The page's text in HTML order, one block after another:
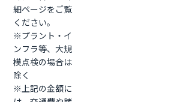
細ページをご覧
ください。
※プラント・イ
ンフラ等、大規
模点検の場合は
除く
※上記の金額に